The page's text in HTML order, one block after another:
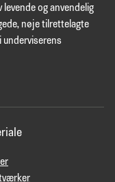
og anvendelig
nøje tilrettelagte
underviserens